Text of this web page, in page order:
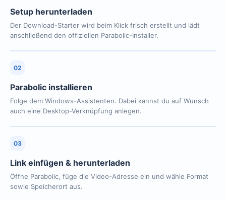
Setup herunterladen
Der Download-Starter wird beim Klick frisch erstellt und lädt
anschließend den offiziellen Parabolic-Installer.
02
Parabolic installieren
Folge dem Windows-Assistenten. Dabei kannst du auf Wunsch
auch eine Desktop-Verknüpfung anlegen.
03
Link einfügen & herunterladen
Öffne Parabolic, füge die Video-Adresse ein und wähle Format
sowie Speicherort aus.